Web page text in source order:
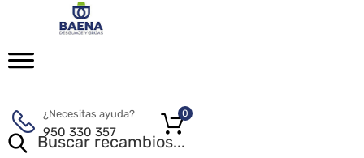
¿Necesitas ayuda?
950 330 357
0